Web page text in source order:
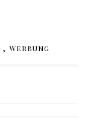
, Werbung